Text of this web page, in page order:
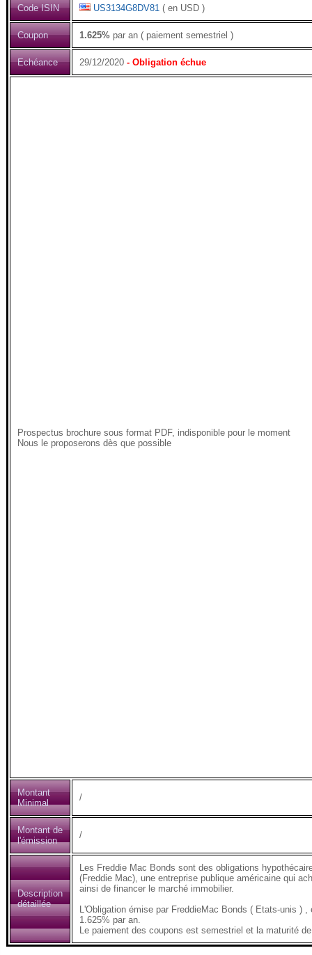
Code ISIN US3134G8DV81 ( en USD )
Coupon 1.625% par an ( paiement semestriel )
Echéance 29/12/2020 - Obligation échue
Prospectus brochure sous format PDF, indisponible pour le moment
Nous le proposerons dès que possible
Montant
Minimal
/
Montant de
l'émission
/
Description
détaillée
Les Freddie Mac Bonds sont des obligations
(Freddie Mac), une entreprise publique américaine qui
ainsi de financer le marché immobilier.
L'Obligation émise par FreddieMac Bonds ( Etats-unis )
1.625% par an.
Le paiement des coupons est semestriel et la maturité